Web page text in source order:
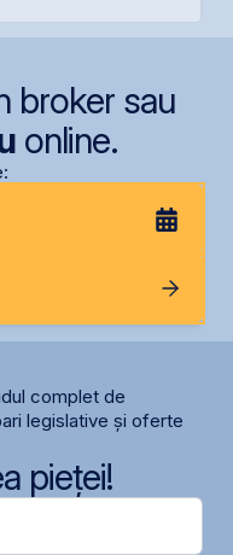
broker sau
online.
complet de
legislative și oferte
pieței!